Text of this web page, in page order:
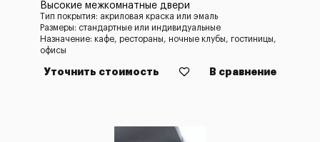
Высокие межкомнатные двери
Тип покрытия: акриловая краска или эмаль
Размеры: стандартные или индивидуальные
Назначение: кафе, рестораны, ночные клубы, гостиницы,
офисы
Уточнить стоимость В сравнение